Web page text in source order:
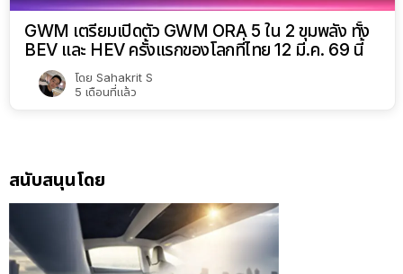
GWM เตรียมเปิดตัว GWM ORA 5 ใน 2 ขุมพลัง ทั้ง
BEV และ HEV ครั้งแรกของโลกที่ไทย 12 มี.ค. 69 นี้
โดย Sahakrit S
5 เดือนที่แล้ว
สนับสนุนโดย